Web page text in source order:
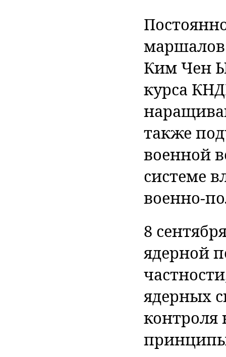
маршалов
Ким Чен
курса
также
военной
системе
военно-
8
ядерной
ядерных
контроля